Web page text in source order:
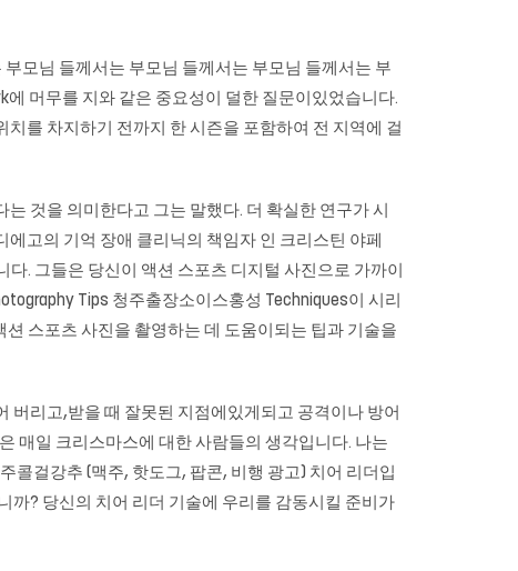
모님 들께서는 부모님 들께서는 부모님 들께서는 부
에 머무를 지와 같은 중요성이 덜한 질문이있었습니다.
치를 차지하기 전까지 한 시즌을 포함하여 전 지역에 걸
것을 의미한다고 그는 말했다. 더 확실한 연구가 시
고의 기억 장애 클리닉의 책임자 인 크리스틴 야페
. 그들은 당신이 액션 스포츠 디지털 사진으로 가까이
Tips 청주출장소이스홍성 Techniques이 시리
스포츠 사진을 촬영하는 데 도움이되는 팁과 기술을
버리고,받을 때 잘못된 지점에있게되고 공격이나 방어
매일 크리스마스에 대한 사람들의 생각입니다. 나는
콜걸강추 (맥주, 핫도그, 팝콘, 비행 광고) 치어 리더입
까? 당신의 치어 리더 기술에 우리를 감동시킬 준비가